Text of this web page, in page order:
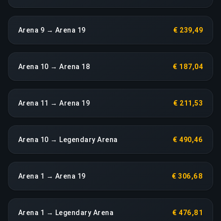
Arena 9 → Arena 19 € 239,49
Arena 10 → Arena 18 € 187,04
Arena 11 → Arena 19 € 211,53
Arena 10 → Legendary Arena € 490,46
Arena 1 → Arena 19 € 306,68
Arena 1 → Legendary Arena € 476,81